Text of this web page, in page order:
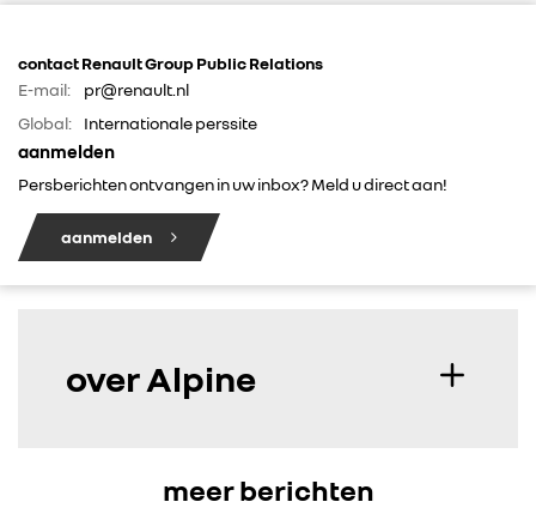
RENAULT
ALPINE
FOTO’S & VIDEO’S
contact Renault Group Public Relations
E-mail:
pr@renault.nl
Global:
Internationale perssite
aanmelden
Persberichten ontvangen in uw inbox? Meld u direct aan!
aanmelden
over Alpine
meer berichten